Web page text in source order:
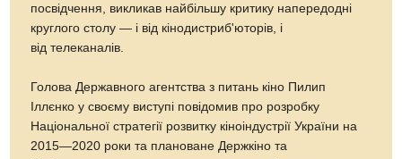
посвідчення, викликав найбільшу критику напередодні
круглого столу — і від кінодистриб'юторів, і
від телеканалів.
Голова Державного агентства з питань кіно Пилип
Іллєнко у своєму виступі повідомив про розробку
Національної стратегії розвитку кіноіндустрії України на
2015—2020 роки та плановане Держкіно та